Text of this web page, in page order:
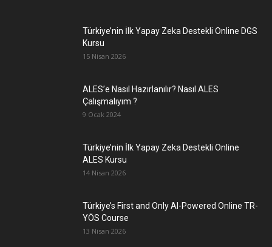
Türkiye’nin İlk Yapay Zeka Destekli Online DGS
Kursu
15 Nisan 2026
ALES’e Nasıl Hazırlanılır? Nasıl ALES
Çalışmalıyım ?
9 Ocak 2024
Türkiye’nin İlk Yapay Zeka Destekli Online
ALES Kursu
14 Nisan 2026
Türkiye’s First and Only AI-Powered Online TR-
YÖS Course
13 Nisan 2026